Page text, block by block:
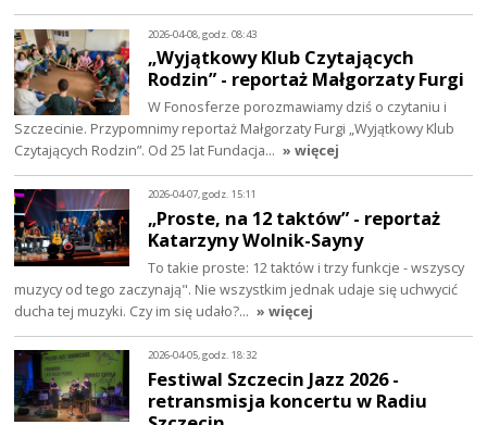
2026-04-08, godz. 08:43
„Wyjątkowy Klub Czytających
Rodzin” - reportaż Małgorzaty Furgi
W Fonosferze porozmawiamy dziś o czytaniu i
Szczecinie. Przypomnimy reportaż Małgorzaty Furgi „Wyjątkowy Klub
Czytających Rodzin”. Od 25 lat Fundacja… » więcej
2026-04-07, godz. 15:11
„Proste, na 12 taktów” - reportaż
Katarzyny Wolnik-Sayny
To takie proste: 12 taktów i trzy funkcje - wszyscy
muzycy od tego zaczynają". Nie wszystkim jednak udaje się uchwycić
ducha tej muzyki. Czy im się udało?… » więcej
2026-04-05, godz. 18:32
Festiwal Szczecin Jazz 2026 -
retransmisja koncertu w Radiu